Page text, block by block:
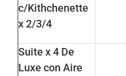
c/Kithchenette
x 2/3/4
Suite x 4 De
Luxe con Aire